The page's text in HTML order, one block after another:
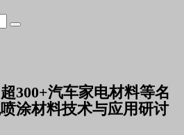
300+汽车家电材料等名
涂材料技术与应用研讨